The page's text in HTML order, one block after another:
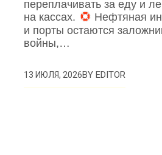
переплачивать за еду и
на кассах.
Нефтяная
и порты остаются
войны,…
13 ИЮЛЯ, 2026BYEDITOR